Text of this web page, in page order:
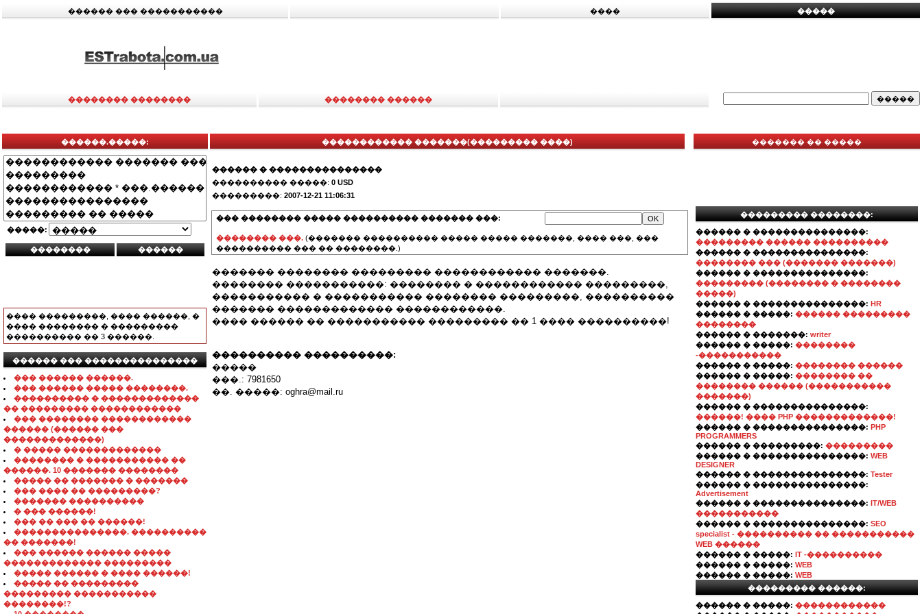
������ ��� ����������� ���� �����
�������� �������� �������� ������
������.�����:
�����:
���� ���������, ���� ������, �
���� �������� � ���������
���������� �� 3 ������.
������ ��� ���������������
��� ������ ������.
��� ������ ����� ��������.
���������� � �������������
�� ��������� ������������
��� �������� ������������
������ (������ ���
�������������)
� ����� �������������
�������� � ����������� ��
������. 10 ������� ��������
����� �� ������� � �������
��� ���� �� ���������?
������� ����������
� ��� ������!
��� �� ��� �� ������!
���������������. ����������
�� �������!
��� ������ ������ �����
������������� ���������
����� ������ � ���� ������!
����� �� ���������
��������� �����������
��������!?
������������ �������(��������� ����)
������ � ���������������
���������� �����: 0 USD
���������: 2007-12-21 11:06:31
��� �������� ����� ���������� ������� ���:
�������� ���. (������� ���������� ����� ����� �������, ���� ���, ���
���������� ��� �� ��������.)
������� �������� ��������� ������������ �������.
�������� �����������: �������� � ������������ ���������,
����������� � ����������� �������� ���������, ����������
������� ������������� ������������.
���� ������ �� ����������� ��������� �� 1 ���� ����������!
���������� ����������:
�����
���.: 7981650
��. �����: oghra@mail.ru
������� �� �����
��������� ��������:
������ � ���������������:
��������� ������ ����������
������ � ���������������:
�������� ��� (������� �������)
������ � ���������������:
��������� (�������� � ��������
�����)
������ � ���������������: HR
������ � �����: ������ ���������
��������
������ � �������: writer
������ � �����: ��������
-�����������
������ � �����: �������� ������
������ � �����: �������� ��
�������� ������ (�����������
�������)
������ � ���������������:
������! ���� PHP �������������!
������ � ���������������: PHP
PROGRAMMERS
������ � ���������: ���������
������ � ���������������: WEB
DESIGNER
������ � ���������������: Tester
������ � ���������������:
Advertisement
������ � ���������������: IT/WEB
�����������
������ � ���������������: SEO
specialist - ���������� �� �����������
WEB ������
������ � �����: IT -����������
������ � �����: WEB
������ � �����: WEB
��������� ������:
������ � �����: ������������